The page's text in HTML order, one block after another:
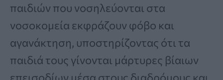
παιδιών που νοσηλεύονται στα
νοσοκομεία εκφράζουν φόβο και
αγανάκτηση, υποστηρίζοντας ότι τα
παιδιά τους γίνονται μάρτυρες βίαιων
επεισοδίων μέσα στους διαδρόμους και